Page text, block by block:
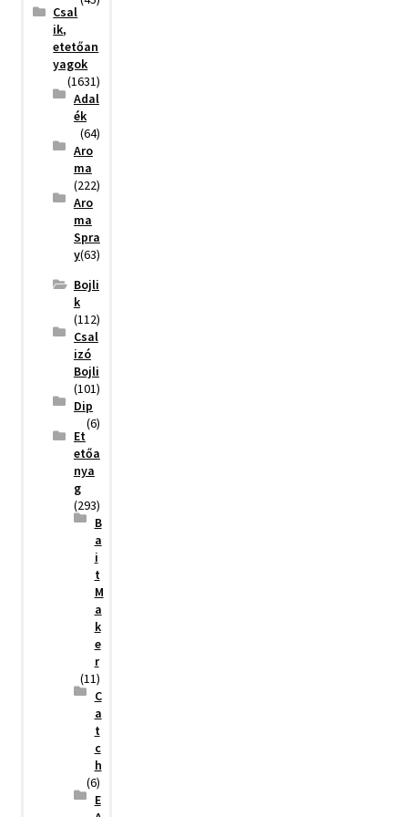
Csal
ik,
etetőan
yagok
(1631)
Adal
ék
(64)
Aro
ma
(222)
Aro
ma
Spra
y(63)
Bojli
k
(112)
Csal
izó
Bojli
(101)
Dip
(6)
Et
etőa
nya
g
(293)
B
a
i
t
M
a
k
e
r
(11)
C
a
t
c
h
(6)
E